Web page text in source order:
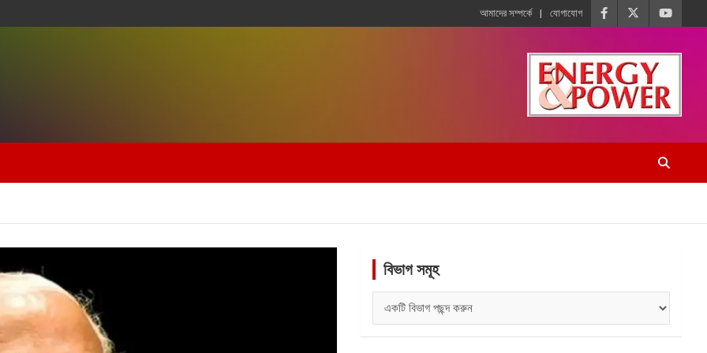
আমাদের সম্পর্কে যোগাযোগ
বিভাগ সমূহ
সমূহ